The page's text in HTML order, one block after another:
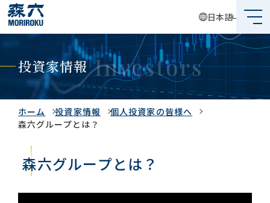
日本語
企業情報
事業内容
投資家情報
投資家情報
ホーム 投資家情報
個人投資家の皆様へ
森六グループとは？
森六グループとは？